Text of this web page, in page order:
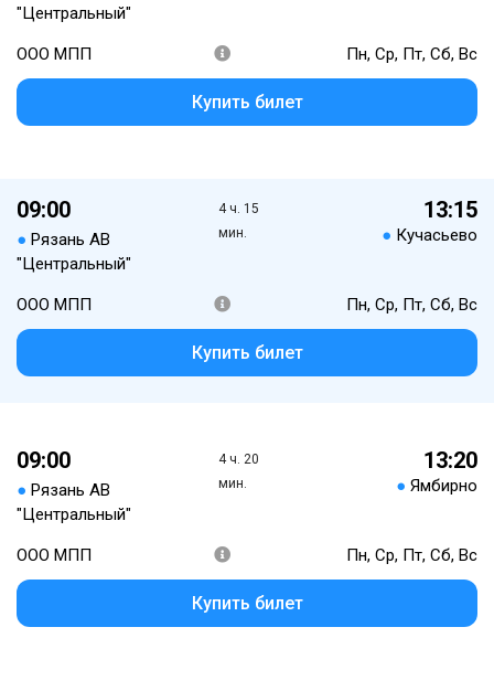
"Центральный"
ООО МПП Пн, Ср, Пт, Сб, Вс
Купить билет
09:00
● Рязань АВ
"Центральный"
4 ч. 15
мин.
13:15
● Кучасьево
ООО МПП Пн, Ср, Пт, Сб, Вс
Купить билет
09:00
● Рязань АВ
"Центральный"
4 ч. 20
мин.
13:20
● Ямбирно
ООО МПП Пн, Ср, Пт, Сб, Вс
Купить билет